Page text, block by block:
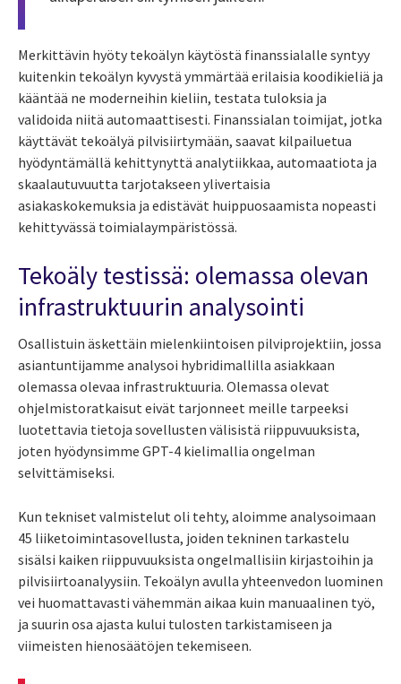
Merkittävin hyöty tekoälyn käytöstä finanssialalle syntyy
kuitenkin tekoälyn kyvystä ymmärtää erilaisia koodikieliä ja
kääntää ne moderneihin kieliin, testata tuloksia ja
validoida niitä automaattisesti. Finanssialan toimijat, jotka
käyttävät tekoälyä pilvisiirtymään, saavat kilpailuetua
hyödyntämällä kehittynyttä analytiikkaa, automaatiota ja
skaalautuvuutta tarjotakseen ylivertaisia
asiakaskokemuksia ja edistävät huippuosaamista nopeasti
kehittyvässä toimialaympäristössä.
Tekoäly testissä: olemassa olevan
infrastruktuurin analysointi
Osallistuin äskettäin mielenkiintoisen pilviprojektiin, jossa
asiantuntijamme analysoi hybridimallilla asiakkaan
olemassa olevaa infrastruktuuria. Olemassa olevat
ohjelmistoratkaisut eivät tarjonneet meille tarpeeksi
luotettavia tietoja sovellusten välisistä riippuvuuksista,
joten hyödynsimme GPT-4 kielimallia ongelman
selvittämiseksi.
Kun tekniset valmistelut oli tehty, aloimme analysoimaan
45 liiketoimintasovellusta, joiden tekninen tarkastelu
sisälsi kaiken riippuvuuksista ongelmallisiin kirjastoihin ja
pilvisiirtoanalyysiin. Tekoälyn avulla yhteenvedon luominen
vei huomattavasti vähemmän aikaa kuin manuaalinen työ,
ja suurin osa ajasta kului tulosten tarkistamiseen ja
viimeisten hienosäätöjen tekemiseen.